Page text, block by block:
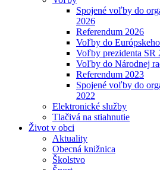
Spojené voľby do
2026
Referendum 2026
Voľby do
Voľby prezidenta SR
Voľby do Národnej
Referendum 2023
Spojené voľby do
2022
Elektronické služby
Tlačivá na stiahnutie
Život v obci
Aktuality
Obecná knižnica
Školstvo